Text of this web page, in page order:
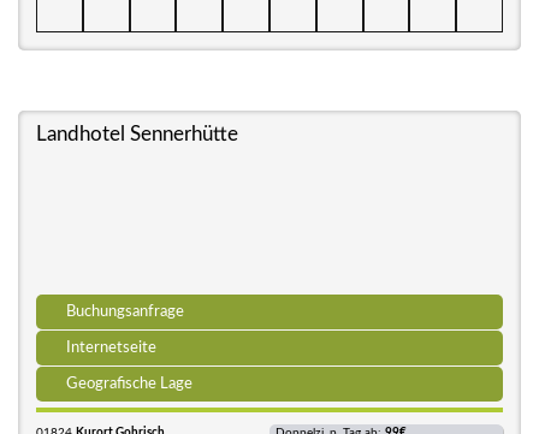
Landhotel Sennerhütte
Buchungsanfrage
Internetseite
Geografische Lage